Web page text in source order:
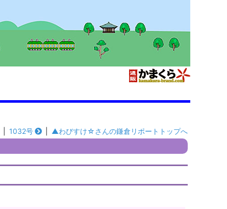
1032号 ▲わびすけ☆さんの鎌倉リポートトップへ